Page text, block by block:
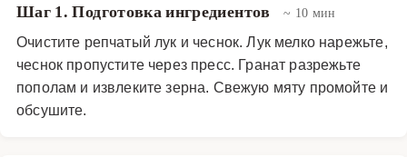
Шаг 1. Подготовка ингредиентов ~ 10 мин
Очистите репчатый лук и чеснок. Лук мелко нарежьте,
чеснок пропустите через пресс. Гранат разрежьте
пополам и извлеките зерна. Свежую мяту промойте и
обсушите.